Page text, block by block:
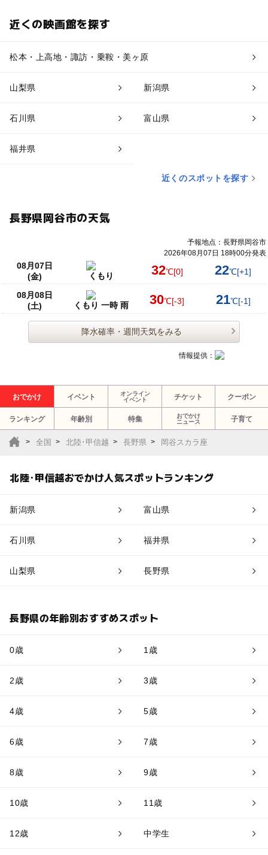
近くの映画館を探す
松本・上高地・諏訪・乗鞍・美ヶ原
山梨県 新潟県
石川県 富山県
福井県
近くのスポットを探す
長野県岡谷市の天気
予報地点：長野県岡谷市
2026年08月07日 18時00分発表
08月07日
(金)
くもり 32℃[0] 22℃[+1]
08月08日
(土)
くもり 一時 雨 30℃[-3] 21℃[-1]
降水確率・週間天気をみる
情報提供：
おでかけ イベント
オンライン
イベント
チケット クーポン
ランキング 年齢別 特集
おでかけ
ニュース
子育て
全国 北陸･甲信越 長野県 岡谷スカラ座
北陸･甲信越おでかけ人気スポットランキング
新潟県 富山県
石川県 福井県
山梨県 長野県
長野県の年齢別おすすめスポット
0歳 1歳
2歳 3歳
4歳 5歳
6歳 7歳
8歳 9歳
10歳 11歳
12歳 中学生